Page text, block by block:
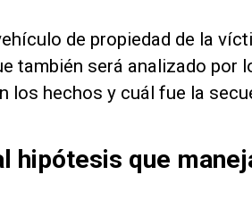
de propiedad de la
también será analizado por
los hechos y cuál fue la
hipótesis que